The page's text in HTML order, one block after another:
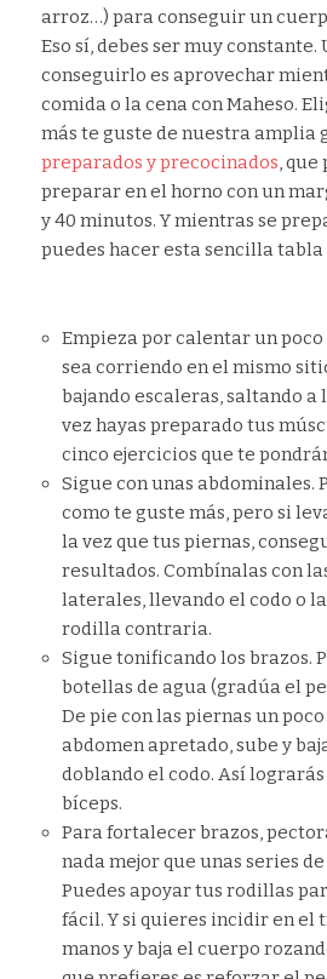
arroz…) para conseguir un
Eso sí, debes ser muy
conseguirlo es aprovechar
comida o la cena con Maheso.
más te guste de nuestra amplia
preparados y precocinados, que
preparar en el horno con un
y 40 minutos. Y mientras se
puedes hacer esta sencilla tabla
Empieza por calentar un
sea corriendo en el mismo
bajando escaleras, saltando a
vez hayas preparado tus
cinco ejercicios que te
Sigue con unas abdominales.
como te guste más, pero si
la vez que tus piernas,
resultados. Combínalas con
laterales, llevando el codo o
rodilla contraria.
Sigue tonificando los brazos.
botellas de agua (gradúa el
De pie con las piernas un
abdomen apretado, sube y
doblando el codo. Así
bíceps.
Para fortalecer brazos,
nada mejor que unas series
Puedes apoyar tus rodillas
fácil. Y si quieres incidir en el
manos y baja el cuerpo